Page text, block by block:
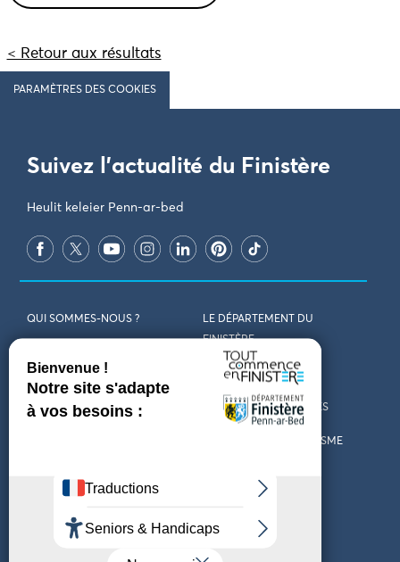
< Retour aux résultats
PARAMÈTRES DES COOKIES
Suivez l'actualité du Finistère
Heulit keleier Penn-ar-bed
QUI SOMMES-NOUS ?
LE DÉPARTEMENT DU
FINISTÈRE
REJOIGNEZ-NOUS VENIR EN FINISTÈRE
CONTACT CARTES ET BROCHURES
LES OFFICES DE TOURISME
D’ACCESSIBILITÉ